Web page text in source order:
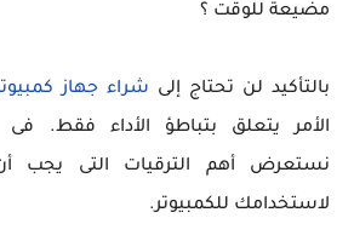
مضيعة للوقت ؟
بالتأكيد لن تحتاج إلى شراء جهاز
الأمر يتعلق بتباطؤ الأداء فقط.
نستعرض أهم الترقيات التى يجب
لاستخدامك للكمبيوتر.